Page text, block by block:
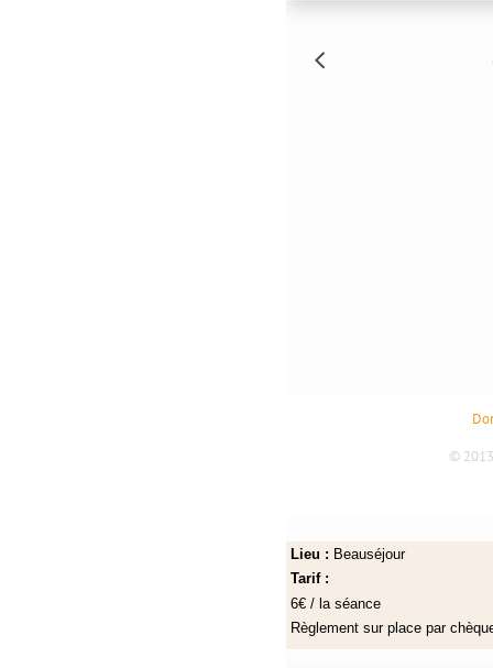
Lieu : Beauséjour
Tarif :
6€ / la séance
Règlement sur place par